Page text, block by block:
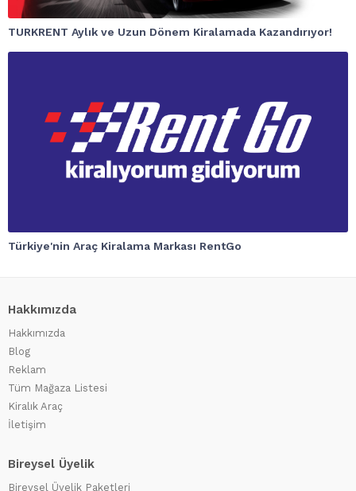
TURKRENT Aylık ve Uzun Dönem Kiralamada Kazandırıyor!
Türkiye'nin Araç Kiralama Markası RentGo
Hakkımızda
Hakkımızda
Blog
Reklam
Tüm Mağaza Listesi
Kiralık Araç
İletişim
Bireysel Üyelik
Bireysel Üyelik Paketleri